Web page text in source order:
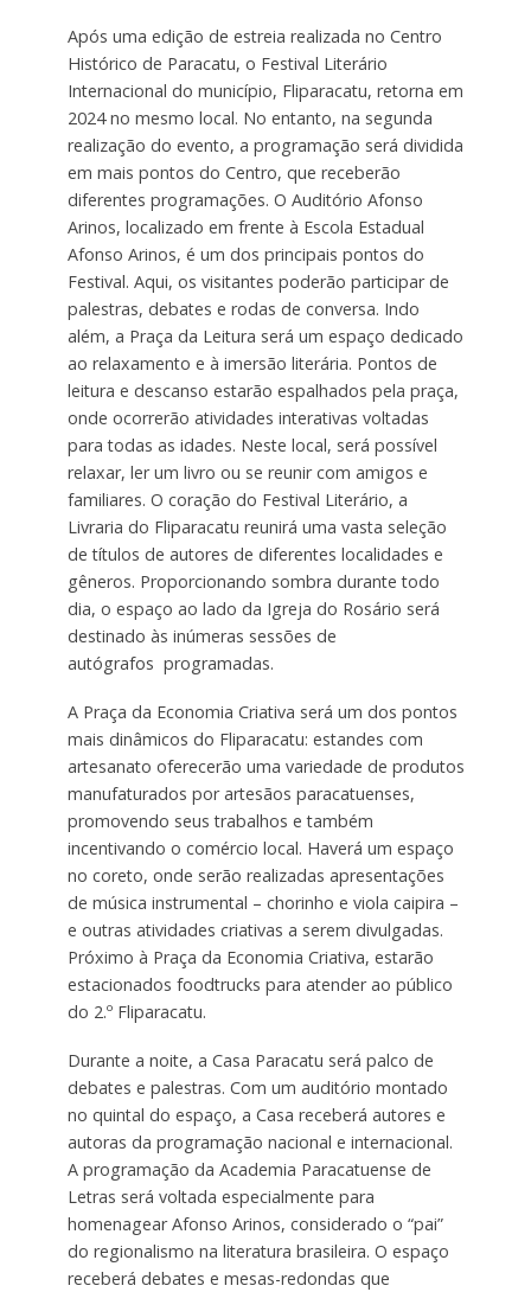
Após uma edição de estreia realizada no Centro
Histórico de Paracatu, o Festival Literário
Internacional do município, Fliparacatu, retorna em
2024 no mesmo local. No entanto, na segunda
realização do evento, a programação será dividida
em mais pontos do Centro, que receberão
diferentes programações. O Auditório Afonso
Arinos, localizado em frente à Escola Estadual
Afonso Arinos, é um dos principais pontos do
Festival. Aqui, os visitantes poderão participar de
palestras, debates e rodas de conversa. Indo
além, a Praça da Leitura será um espaço dedicado
ao relaxamento e à imersão literária. Pontos de
leitura e descanso estarão espalhados pela praça,
onde ocorrerão atividades interativas voltadas
para todas as idades. Neste local, será possível
relaxar, ler um livro ou se reunir com amigos e
familiares. O coração do Festival Literário, a
Livraria do Fliparacatu reunirá uma vasta seleção
de títulos de autores de diferentes localidades e
gêneros. Proporcionando sombra durante todo
dia, o espaço ao lado da Igreja do Rosário será
destinado às inúmeras sessões de
autógrafos programadas.
A Praça da Economia Criativa será um dos pontos
mais dinâmicos do Fliparacatu: estandes com
artesanato oferecerão uma variedade de produtos
manufaturados por artesãos paracatuenses,
promovendo seus trabalhos e também
incentivando o comércio local. Haverá um espaço
no coreto, onde serão realizadas apresentações
de música instrumental – chorinho e viola caipira –
e outras atividades criativas a serem divulgadas.
Próximo à Praça da Economia Criativa, estarão
estacionados foodtrucks para atender ao público
do 2.º Fliparacatu.
Durante a noite, a Casa Paracatu será palco de
debates e palestras. Com um auditório montado
no quintal do espaço, a Casa receberá autores e
autoras da programação nacional e internacional.
A programação da Academia Paracatuense de
Letras será voltada especialmente para
homenagear Afonso Arinos, considerado o “pai”
do regionalismo na literatura brasileira. O espaço
receberá debates e mesas-redondas que